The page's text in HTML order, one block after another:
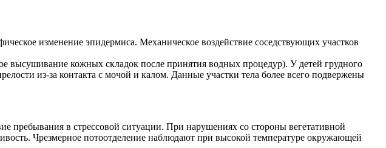
изменение эпидермиса. Механическое воздействие соседствующих участков
высушивание кожных складок после принятия водных процедур). У детей грудного
из-за контакта с мочой и калом. Данные участки тела более всего подвержены
пребывания в стрессовой ситуации. При нарушениях со стороны вегетативной
Чрезмерное потоотделение наблюдают при высокой температуре окружающей